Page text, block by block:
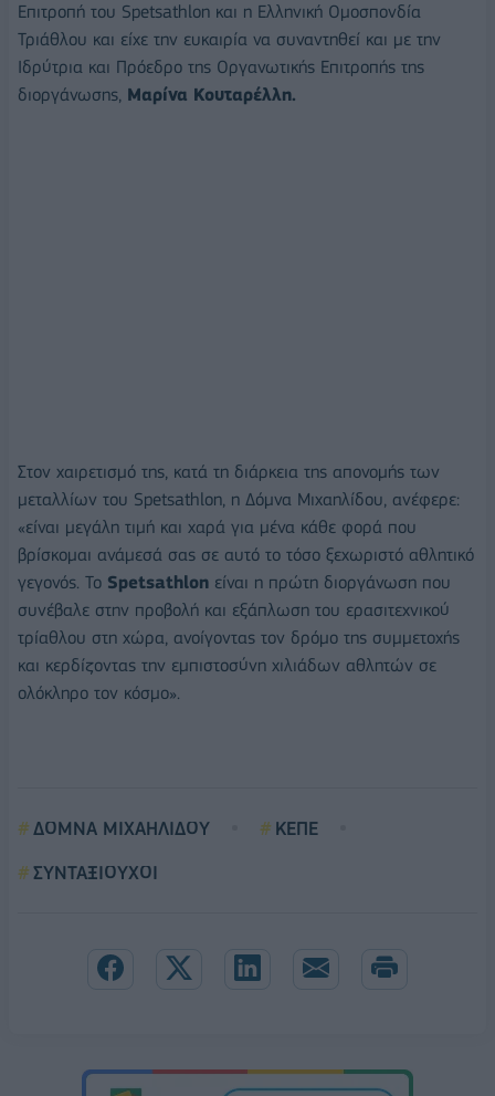
Επιτροπή του Spetsathlon και η Ελληνική Ομοσπονδία
Τριάθλου και είχε την ευκαιρία να συναντηθεί και με την
Ιδρύτρια και Πρόεδρο της Οργανωτικής Επιτροπής της
διοργάνωσης, Μαρίνα Κουταρέλλη.
Στον χαιρετισμό της, κατά τη διάρκεια της απονομής των
μεταλλίων του Spetsathlon, η Δόμνα Μιχαηλίδου, ανέφερε:
«είναι μεγάλη τιμή και χαρά για μένα κάθε φορά που
βρίσκομαι ανάμεσά σας σε αυτό το τόσο ξεχωριστό αθλητικό
γεγονός. Το Spetsathlon είναι η πρώτη διοργάνωση που
συνέβαλε στην προβολή και εξάπλωση του ερασιτεχνικού
τρίαθλου στη χώρα, ανοίγοντας τον δρόμο της συμμετοχής
και κερδίζοντας την εμπιστοσύνη χιλιάδων αθλητών σε
ολόκληρο τον κόσμο».
ΔΟΜΝΑ ΜΙΧΑΗΛΙΔΟΥ
ΚΕΠΕ
ΣΥΝΤΑΞΙΟΥΧΟΙ